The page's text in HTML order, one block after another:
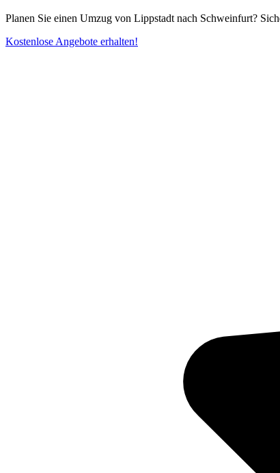
Planen Sie einen Umzug von Lippstadt nach Schweinfurt?
Kostenlose Angebote erhalten!